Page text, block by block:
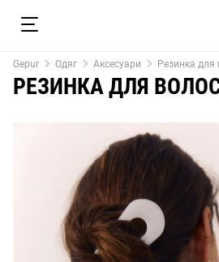
Gepur Одяг Аксесуари Резинка для
РЕЗИНКА ДЛЯ